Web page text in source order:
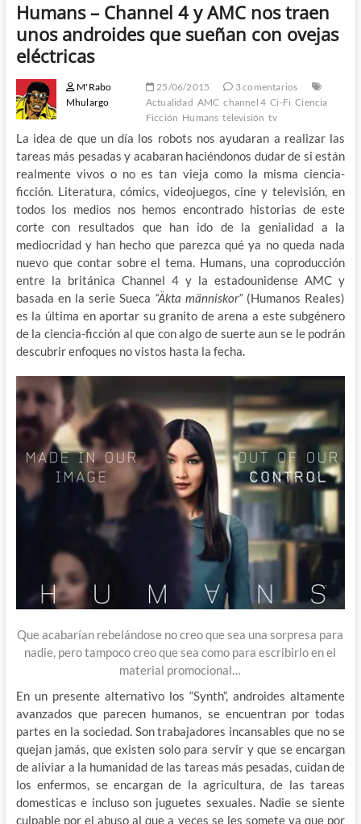
Humans – Channel 4 y AMC nos traen
unos androides que sueñan con ovejas
eléctricas
M'Rabo
Mhulargo
25/06/2015
3 comentarios
Actualidad AMC channel 4 Ci-Fi Ciencia
Ficción Humans televisión tv
La idea de que un día los robots nos ayudaran a realizar las
tareas más pesadas y acabaran haciéndonos dudar de si están
realmente vivos o no es tan vieja como la misma ciencia-
ficción. Literatura, cómics, videojuegos, cine y televisión, en
todos los medios nos hemos encontrado historias de este
corte con resultados que han ido de la genialidad a la
mediocridad y han hecho que parezca qué ya no queda nada
nuevo que contar sobre el tema. Humans, una coproducción
entre la británica Channel 4 y la estadounidense AMC y
basada en la serie Sueca “Äkta människor”(Humanos Reales)
es la última en aportar su granito de arena a este subgénero
de la ciencia-ficción al que con algo de suerte aun se le podrán
descubrir enfoques no vistos hasta la fecha.
Que acabarían rebelándose no creo que sea una sorpresa para
nadie, pero tampoco creo que sea como para escribirlo en el
material promocional…
En un presente alternativo los “Synth”, androides altamente
avanzados que parecen humanos, se encuentran por todas
partes en la sociedad. Son trabajadores incansables que no se
quejan jamás, que existen solo para servir y que se encargan
de aliviar a la humanidad de las tareas más pesadas, cuidan de
los enfermos, se encargan de la agricultura, de las tareas
domesticas e incluso son juguetes sexuales. Nadie se siente
culpable por el abuso al que a veces se les somete ya que por